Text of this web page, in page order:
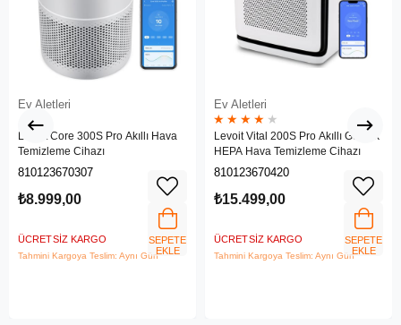
Ev Aletleri
Levoit Core 300S Pro Akıllı Hava
Temizleme Cihazı
810123670307
₺8.999,00
ÜCRETSIZ KARGO
Tahmini Kargoya Teslim: Aynı Gün
SEPETE
EKLE
Ev Aletleri
★ ★ ★ ★ ★
Levoit Vital 200S Pro Akıllı Gerçek
HEPA Hava Temizleme Cihazı
810123670420
₺15.499,00
ÜCRETSIZ KARGO
Tahmini Kargoya Teslim: Aynı Gün
SEPETE
EKLE